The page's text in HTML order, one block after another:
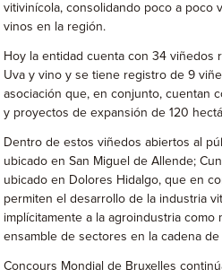
vitivinícola, consolidando poco a poco
vinos en la región.
Hoy la entidad cuenta con 34 viñedos
Uva y vino y se tiene registro de 9
asociación que, en conjunto, cuentan
y proyectos de expansión de 120
Dentro de estos viñedos abiertos al
ubicado en San Miguel de Allende;
ubicado en Dolores Hidalgo, que en
permiten el desarrollo de la industria
implícitamente a la agroindustria como
ensamble de sectores en la cadena de
Concours Mondial de Bruxelles